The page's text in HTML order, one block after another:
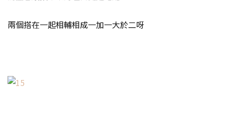
兩個搭在一起相輔相成一加一大於二呀